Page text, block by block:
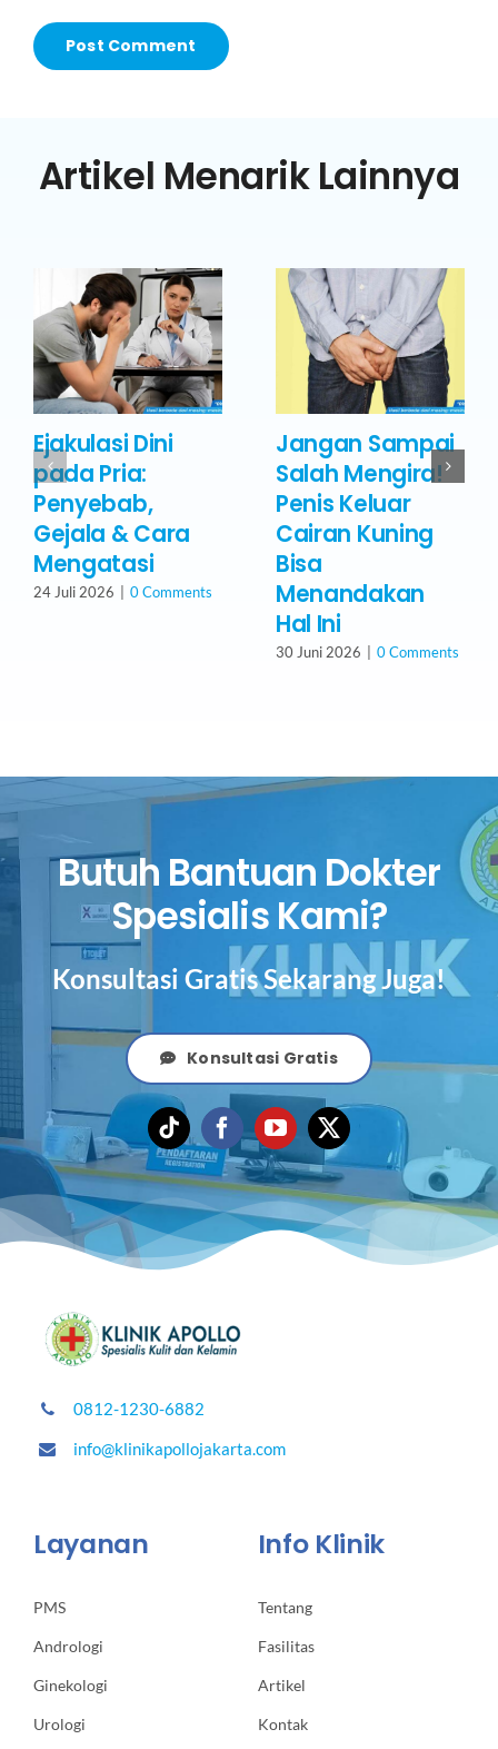
Artikel Menarik Lainnya
Ejakulasi Dini
pada Pria:
Penyebab,
Gejala & Cara
Mengatasi
24 Juli 2026 0 Comments
Jangan Sampai
Salah Mengira!
Penis Keluar
Cairan Kuning
Bisa
Menandakan
Hal Ini
30 Juni 2026 0 Comments
Butuh Bantuan Dokter
Spesialis Kami?
Konsultasi Gratis Sekarang Juga!
Konsultasi Gratis
0812-1230-6882
info@klinikapollojakarta.com
Layanan
PMS
Andrologi
Ginekologi
Urologi
Info Klinik
Tentang
Fasilitas
Artikel
Kontak